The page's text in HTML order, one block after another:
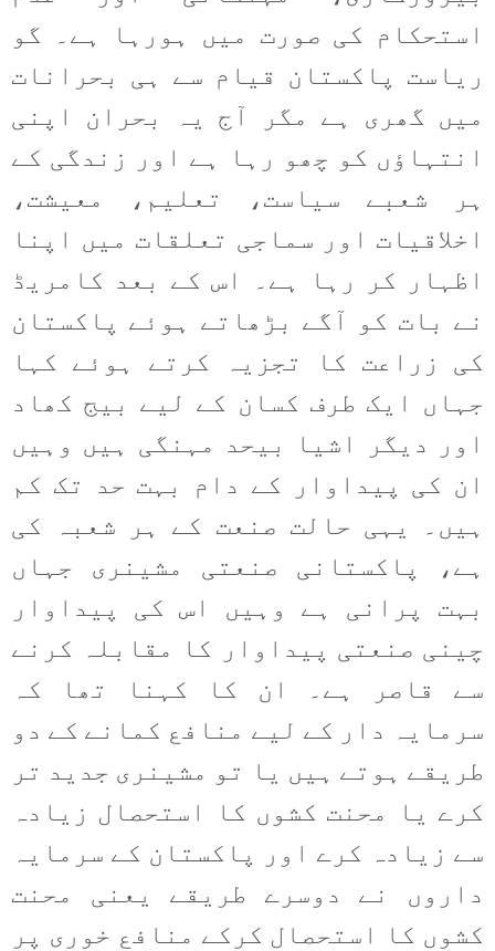
استحکام کی صورت میں ہورہا ہے۔ گو
ریاست پاکستان قیام سے ہی بحرانات
میں گھری ہے مگر آج یہ بحران اپنی
انتہاؤں کو چھو رہا ہے اور زندگی کے
ہر شعبے سیاست، تعلیم، معیشت،
اخلاقیات اور سماجی تعلقات میں اپنا
اظہار کر رہا ہے۔ اس کے بعد کامریڈ
نے بات کو آگے بڑھاتے ہوئے پاکستان
کی زراعت کا تجزیہ کرتے ہوئے کہا
جہاں ایک طرف کسان کے لیے بیج کھاد
اور دیگر اشیا بیحد مہنگی ہیں وہیں
ان کی پیداوار کے دام بہت حد تک کم
ہیں۔ یہی حالت صنعت کے ہر شعبہ کی
ہے، پاکستانی صنعتی مشینری جہاں
بہت پرانی ہے وہیں اس کی پیداوار
چینی صنعتی پیداوار کا مقابلہ کرنے
سے قاصر ہے۔ ان کا کہنا تھا کہ
سرمایہ دار کے لیے منافع کمانے کے دو
طریقے ہوتے ہیں یا تو مشینری جدید تر
کرے یا محنت کشوں کا استحصال زیادہ
سے زیادہ کرے اور پاکستان کے سرمایہ
داروں نے دوسرے طریقے یعنی محنت
کشوں کا استحصال کرکے منافع خوری پر